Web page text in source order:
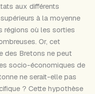
aux différents
à la moyenne
régions où les sorties
Or, cet
des Bretons ne peut
socio-économiques de
ne serait-elle pas
? Cette hypothèse